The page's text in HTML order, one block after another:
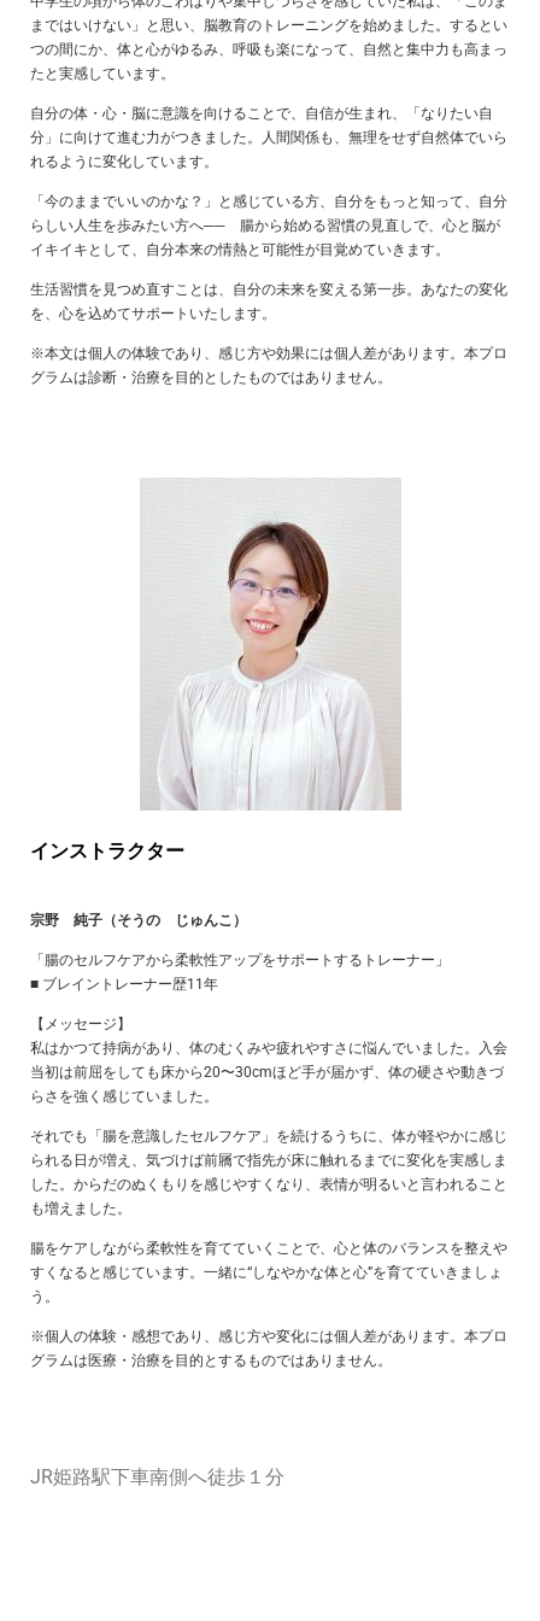
まではいけない」と思い、脳教育のトレーニングを始めました。するとい
つの間にか、体と心がゆるみ、呼吸も楽になって、自然と集中力も高まっ
たと実感しています。
自分の体・心・脳に意識を向けることで、自信が生まれ、「なりたい自
分」に向けて進む力がつきました。人間関係も、無理をせず自然体でいら
れるように変化しています。
「今のままでいいのかな？」と感じている方、自分をもっと知って、自分
らしい人生を歩みたい方へ── 腸から始める習慣の見直しで、心と脳が
イキイキとして、自分本来の情熱と可能性が目覚めていきます。
生活習慣を見つめ直すことは、自分の未来を変える第一歩。あなたの変化
を、心を込めてサポートいたします。
※本文は個人の体験であり、感じ方や効果には個人差があります。本プロ
グラムは診断・治療を目的としたものではありません。
インストラクター
宗野 純子（そうの じゅんこ）
「腸のセルフケアから柔軟性アップをサポートするトレーナー」
■ ブレイントレーナー歴11年
【メッセージ】
私はかつて持病があり、体のむくみや疲れやすさに悩んでいました。入会
当初は前屈をしても床から20〜30cmほど手が届かず、体の硬さや動きづ
らさを強く感じていました。
それでも「腸を意識したセルフケア」を続けるうちに、体が軽やかに感じ
られる日が増え、気づけば前屩で指先が床に触れるまでに変化を実感しま
した。からだのぬくもりを感じやすくなり、表情が明るいと言われること
も増えました。
腸をケアしながら柔軟性を育てていくことで、心と体のバランスを整えや
すくなると感じています。一緒に“しなやかな体と心”を育てていきましょ
う。
※個人の体験・感想であり、感じ方や変化には個人差があります。本プロ
グラムは医療・治療を目的とするものではありません。
JR姫路駅下車南側へ徒歩１分